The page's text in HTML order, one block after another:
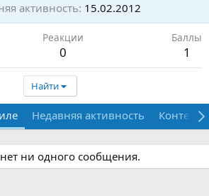
активность 15.02.2012
Реакции
0
Баллы
1
Найти
Недавняя активность Контент
ни одного сообщения.